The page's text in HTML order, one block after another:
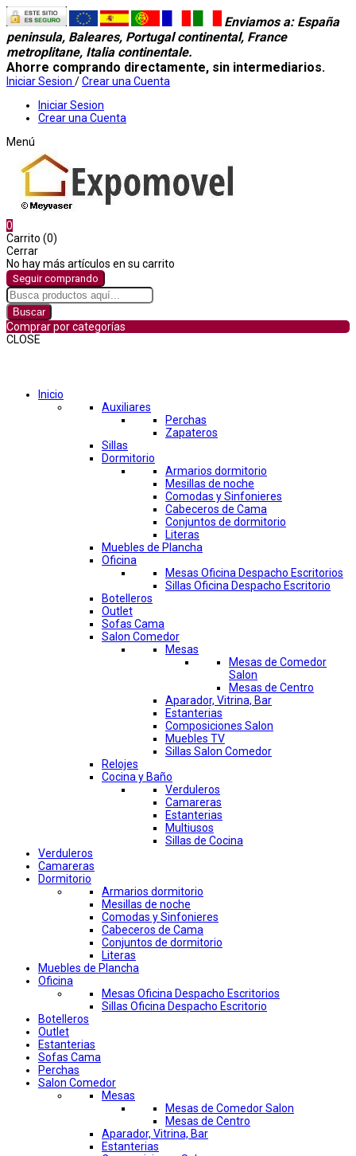
Enviamos a: España
peninsula, Baleares, Portugal continental, France
metroplitane, Italia continentale.
Ahorre comprando directamente, sin intermediarios.
Iniciar Sesion /Crear una Cuenta
Iniciar Sesion
Crear una Cuenta
Menú
0
Carrito (0)
Cerrar
No hay más artículos en su carrito
Seguir comprando
Buscar
Comprar por categorías
CLOSE
Inicio
Auxiliares
Perchas
Zapateros
Sillas
Dormitorio
Armarios dormitorio
Mesillas de noche
Comodas y Sinfonieres
Cabeceros de Cama
Conjuntos de dormitorio
Literas
Muebles de Plancha
Oficina
Mesas Oficina Despacho Escritorios
Sillas Oficina Despacho Escritorio
Botelleros
Outlet
Sofas Cama
Salon Comedor
Mesas
Mesas de Comedor
Salon
Mesas de Centro
Aparador, Vitrina, Bar
Estanterias
Composiciones Salon
Muebles TV
Sillas Salon Comedor
Relojes
Cocina y Baño
Verduleros
Camareras
Estanterias
Multiusos
Sillas de Cocina
Verduleros
Camareras
Dormitorio
Armarios dormitorio
Mesillas de noche
Comodas y Sinfonieres
Cabeceros de Cama
Conjuntos de dormitorio
Literas
Muebles de Plancha
Oficina
Mesas Oficina Despacho Escritorios
Sillas Oficina Despacho Escritorio
Botelleros
Outlet
Estanterias
Sofas Cama
Perchas
Salon Comedor
Mesas
Mesas de Comedor Salon
Mesas de Centro
Aparador, Vitrina, Bar
Estanterias